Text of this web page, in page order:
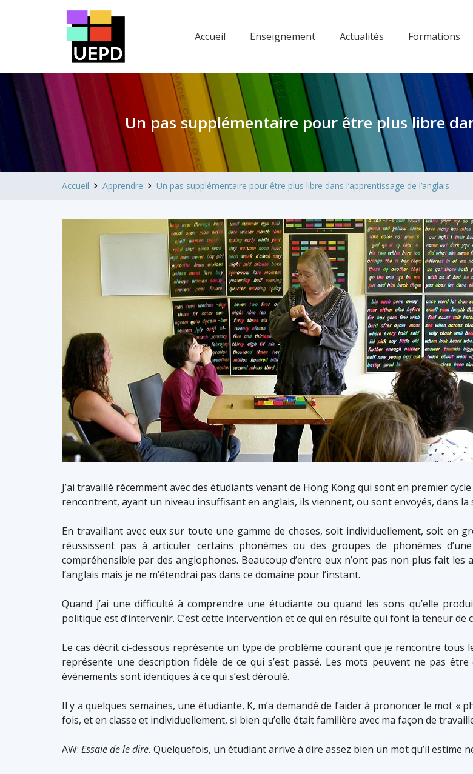
Accueil Enseignement Actualités Formations
Un pas supplémentaire pour être plus libre
Accueil Apprendre Un pas supplémentaire pour être plus libre dans l’apprentissage de l’anglais
J’ai travaillé récemment avec des étudiants venant de Hong Kong qui sont en premier
rencontrent, ayant un niveau insuffisant en anglais, ils viennent, ou sont envoyés, dans la
En travaillant avec eux sur toute une gamme de choses, soit individuellement, soit en
réussissent pas à articuler certains phonèmes ou des groupes de phonèmes
compréhensible par des anglophones. Beaucoup d’entre eux n’ont pas non plus fait
l’anglais mais je ne m’étendrai pas dans ce domaine pour l’instant.
Quand j’ai une difficulté à comprendre une étudiante ou quand les sons qu’elle
politique est d’intervenir. C’est cette intervention et ce qui en résulte qui font la teneur de
Le cas décrit ci-dessous représente un type de problème courant que je rencontre tous
représente une description fidèle de ce qui s’est passé. Les mots peuvent ne pas
événements sont identiques à ce qui s’est déroulé.
Il y a quelques semaines, une étudiante, K, m’a demandé de l’aider à prononcer le mot «
fois, et en classe et individuellement, si bien qu’elle était familière avec ma façon de
AW: Essaie de le dire. Quelquefois, un étudiant arrive à dire assez bien un mot qu’il estime